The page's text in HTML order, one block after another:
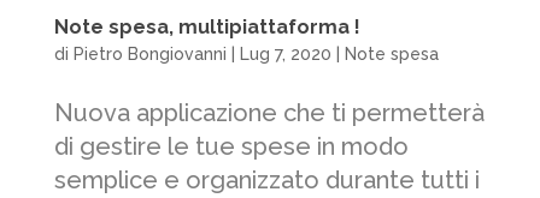
Note spesa, multipiattaforma !
di Pietro Bongiovanni Lug 7, 2020 Note spesa
Nuova applicazione che ti permetterà
di gestire le tue spese in modo
semplice e organizzato durante tutti i